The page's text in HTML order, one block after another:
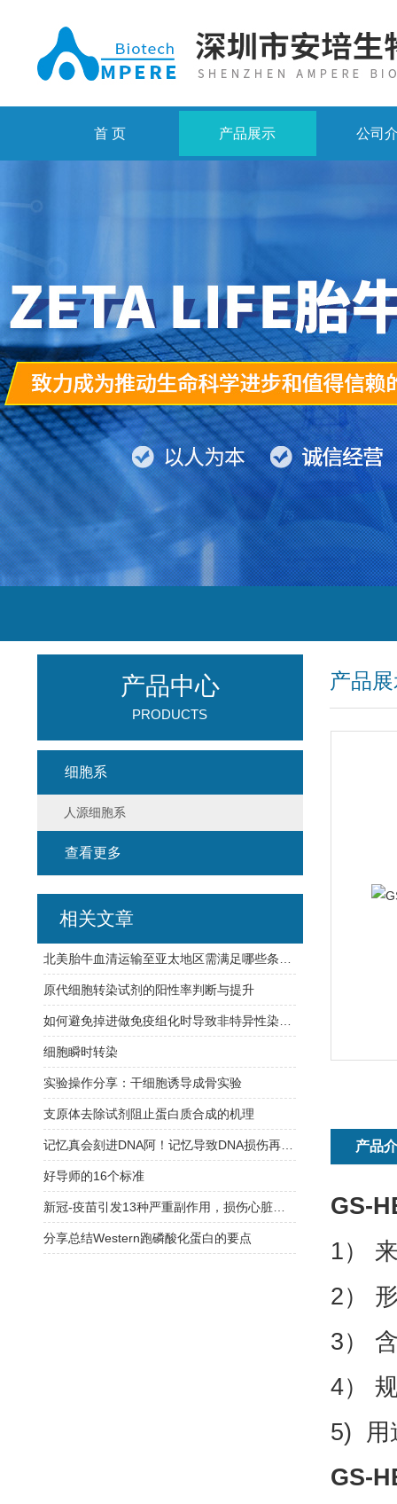
首 页 产品展示 公司
产品
产品
GS-
1）
2）
3）
4）
5) 用
GS-
产品中心
PRODUCTS
细胞系
人源细胞系
查看更多
相关文章
原代细胞转染试剂的阳性率判断与提升
细胞瞬时转染
实验操作分享：干细胞诱导成骨实验
支原体去除试剂阻止蛋白质合成的机理
好导师的16个标准
分享总结Western跑磷酸化蛋白的要点